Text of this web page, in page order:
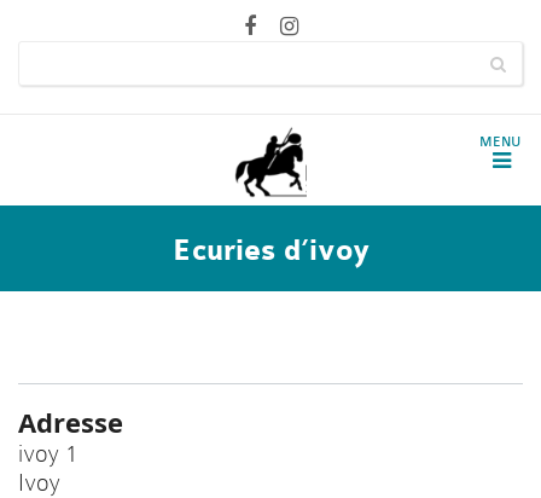
Ecuries d’ivoy
Adresse
ivoy 1
Ivoy